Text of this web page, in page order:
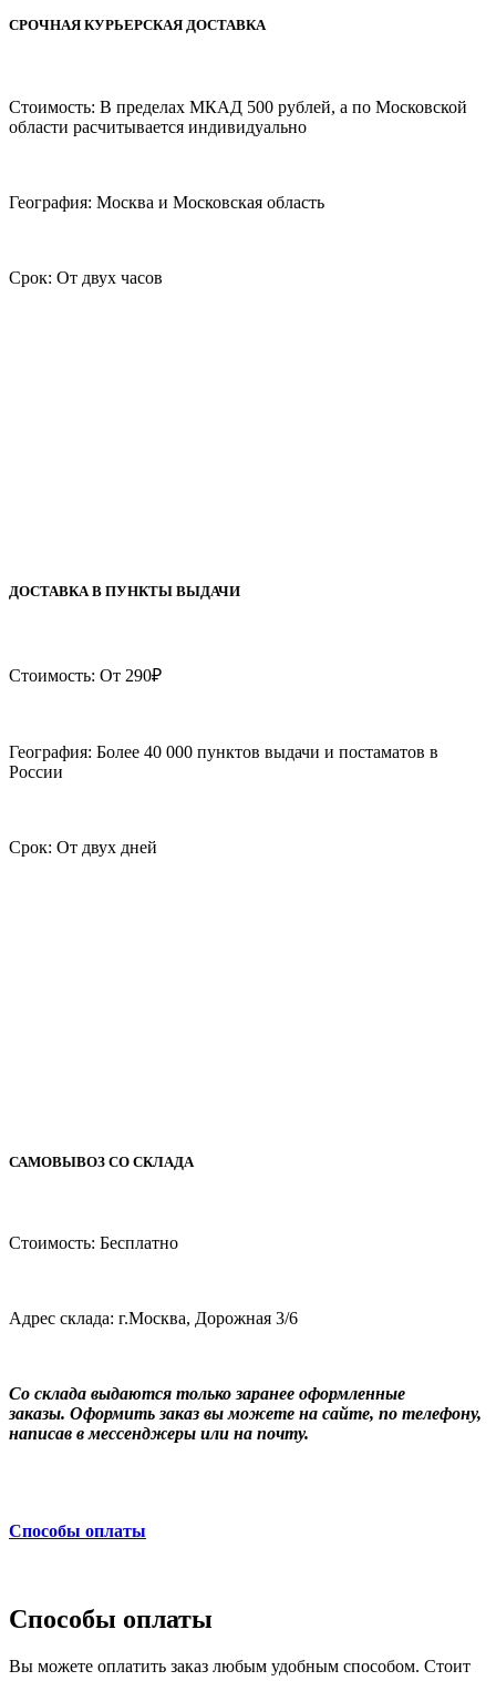
СРОЧНАЯ КУРЬЕРСКАЯ ДОСТАВКА
Стоимость: В пределах МКАД 500 рублей, а по Московской
области расчитывается индивидуально
География: Москва и Московская область
Срок: От двух часов
ДОСТАВКА В ПУНКТЫ ВЫДАЧИ
Стоимость: От 290₽
География: Более 40 000 пунктов выдачи и постаматов в
России
Срок: От двух дней
САМОВЫВОЗ СО СКЛАДА
Стоимость: Бесплатно
Адрес склада: г.Москва, Дорожная 3/6
Со склада выдаются только заранее оформленные
заказы. Оформить заказ вы можете на сайте, по телефону,
написав в мессенджеры или на почту.
Способы оплаты
Способы оплаты
Вы можете оплатить заказ любым удобным способом. Стоит